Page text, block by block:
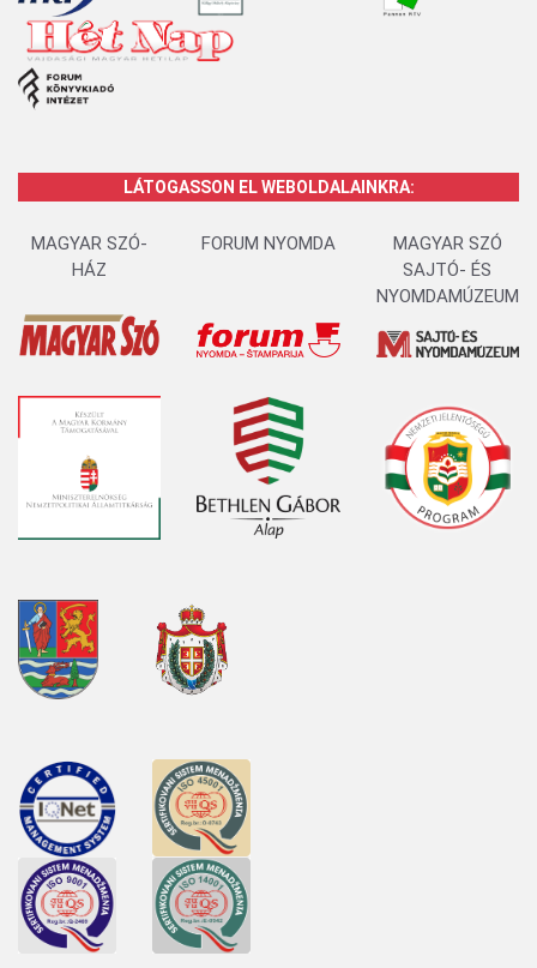
LÁTOGASSON EL WEBOLDALAINKRA:
MAGYAR SZÓ-
HÁZ
FORUM NYOMDA
MAGYAR SZÓ
SAJTÓ- ÉS
NYOMDAMÚZEUM